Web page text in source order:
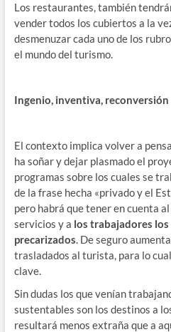
Los restaurantes, también
vender todos los cubiertos a la
desmenuzar cada uno de los
el mundo del turismo.
Ingenio, inventiva, reconversión
El contexto implica volver a
ha soñar y dejar plasmado el
programas sobre los cuales se
de la frase hecha «privado y el
pero habrá que tener en cuenta
servicios y a los trabajadores
precarizados. De seguro
trasladados al turista, para lo
clave.
Sin dudas los que venían
sustentables son los destinos a
resultará menos extraña que a